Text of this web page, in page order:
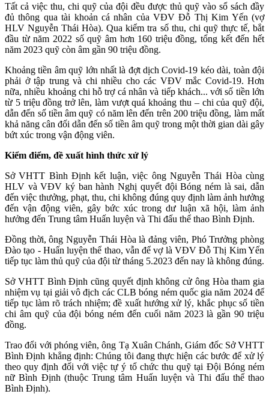
Tất cả việc thu, chi quỹ của đội đều được thủ quỹ vào sổ sách đầy
đủ thông qua tài khoản cá nhân của VĐV Đỗ Thị Kim Yến (vợ
HLV Nguyễn Thái Hòa). Qua kiểm tra số thu, chi quỹ thực tế, bắt
đầu từ năm 2022 số quỹ âm hơn 160 triệu đồng, tổng kết đến hết
năm 2023 quỹ còn âm gần 90 triệu đồng.
Khoảng tiền âm quỹ lớn nhất là đợt dịch Covid-19 kéo dài, toàn đội
phải ở tập trung và chi nhiều cho các VĐV mắc Covid-19. Hơn
nữa, nhiều khoảng chi hỗ trợ cá nhân và tiếp khách... với số tiền lớn
từ 5 triệu đồng trở lên, làm vượt quá khoảng thu – chi của quỹ đội,
dẫn đến số tiền âm quỹ có năm lên đến trên 200 triệu đồng, làm mất
khả năng cân đối dẫn đến số tiền âm quỹ trong một thời gian dài gây
bứt xúc trong vận động viên.
Kiểm điểm, đề xuất hình thức xử lý
Sở VHTT Bình Định kết luận, việc ông Nguyễn Thái Hòa cùng
HLV và VĐV ký ban hành Nghị quyết đội Bóng ném là sai, dẫn
đến việc thưởng, phạt, thu, chi không đúng quy định làm ảnh hưởng
đến vận động viên, gây bức xúc trong dư luận xã hội, làm ảnh
hưởng đến Trung tâm Huấn luyện và Thi đấu thể thao Bình Định.
Đồng thời, ông Nguyễn Thái Hòa là đảng viên, Phó Trưởng phòng
Đào tạo - Huấn luyện thể thao, vẫn để vợ là VĐV Đỗ Thị Kim Yến
tiếp tục làm thủ quỹ của đội từ tháng 5.2023 đến nay là không đúng.
Sở VHTT Bình Định cũng quyết định không cử ông Hòa tham gia
nhiệm vụ tại giải vô địch các CLB bóng ném quốc gia năm 2024 để
tiếp tục làm rõ trách nhiệm; đề xuất hướng xử lý, khắc phục số tiền
chi âm quỹ của đội bóng ném đến cuối năm 2023 là gần 90 triệu
đồng.
Trao đổi với phóng viên, ông Tạ Xuân Chánh, Giám đốc Sở VHTT
Bình Định khẳng định: Chúng tôi đang thực hiện các bước để xử lý
theo quy định đối với việc tự ý tổ chức thu quỹ tại Đội Bóng ném
nữ Bình Định (thuộc Trung tâm Huấn luyện và Thi đấu thể thao
Bình Định).